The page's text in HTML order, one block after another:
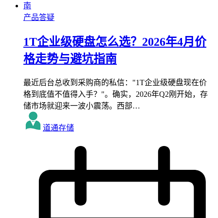
产品答疑
1T企业级硬盘怎么选？2026年4月价
格走势与避坑指南
最近后台总收到采购商的私信："1T企业级硬盘现在价
格到底值不值得入手？"。确实，2026年Q2刚开始，存
储市场就迎来一波小震荡。西部…
道通存储